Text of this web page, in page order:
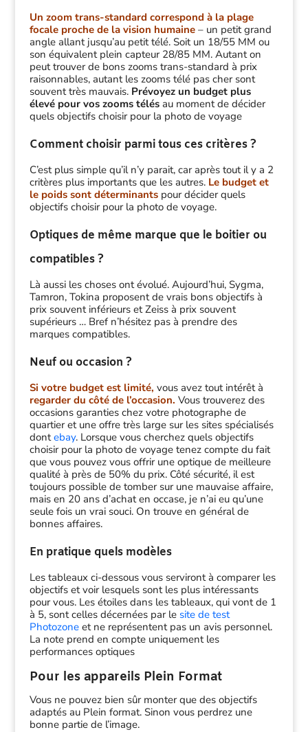
Un zoom trans-standard correspond à la plage
focale proche de la vision humaine– un petit grand
angle allant jusqu’au petit télé. Soit un 18/55 MM ou
son équivalent plein capteur 28/85 MM. Autant on
peut trouver de bons zooms trans-standard à prix
raisonnables, autant les zooms télé pas cher sont
souvent très mauvais. Prévoyez un budget plus
élevé pour vos zooms télésau moment de décider
quels objectifs choisir pour la photo de voyage
Comment choisir parmi tous ces critères ?
C’est plus simple qu’il n’y parait, car après tout il y a 2
critères plus importants que les autres. Le budget et
le poids sont déterminantspour décider quels
objectifs choisir pour la photo de voyage.
Optiques de même marque que le boitier ou
compatibles ?
Là aussi les choses ont évolué. Aujourd’hui, Sygma,
Tamron, Tokina proposent de vrais bons objectifs à
prix souvent inférieurs et Zeiss à prix souvent
supérieurs … Bref n’hésitez pas à prendre des
marques compatibles.
Neuf ou occasion ?
Si votre budget est limité, vous avez tout intérêt à
regarder du côté de l’occasion. Vous trouverez des
occasions garanties chez votre photographe de
quartier et une offre très large sur les sites spécialisés
dontebay. Lorsque vous cherchez quels objectifs
choisir pour la photo de voyage tenez compte du fait
que vous pouvez vous offrir une optique de meilleure
qualité à près de 50% du prix. Côté sécurité, il est
toujours possible de tomber sur une mauvaise affaire,
mais en 20 ans d’achat en occase, je n’ai eu qu’une
seule fois un vrai souci. On trouve en général de
bonnes affaires.
En pratique quels modèles
Les tableaux ci-dessous vous serviront à comparer les
objectifs et voir lesquels sont les plus intéressants
pour vous. Les étoiles dans les tableaux, qui vont de 1
à 5, sont celles décernées par le site de test
Photozoneet ne représentent pas un avis personnel.
La note prend en compte uniquement les
performances optiques
Pour les appareils Plein Format
Vous ne pouvez bien sûr monter que des objectifs
adaptés au Plein format. Sinon vous perdrez une
bonne partie de l’image.